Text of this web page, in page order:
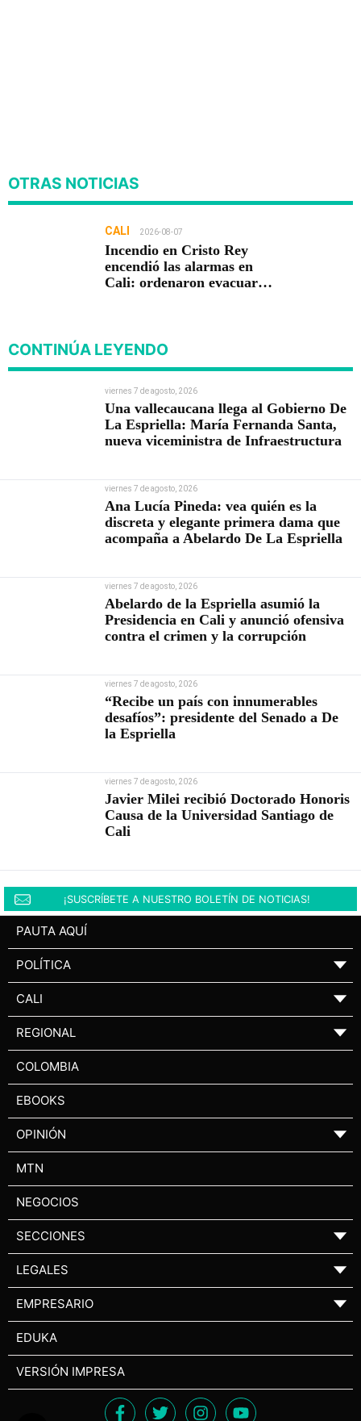
OTRAS NOTICIAS
CALI 2026-08-07
Incendio en Cristo Rey
encendió las alarmas en
Cali: ordenaron evacuar
CONTINÚA LEYENDO
viernes 7 de agosto, 2026
Una vallecaucana llega al Gobierno De
La Espriella: María Fernanda Santa,
nueva viceministra de Infraestructura
viernes 7 de agosto, 2026
Ana Lucía Pineda: vea quién es la
discreta y elegante primera dama que
acompaña a Abelardo De La Espriella
viernes 7 de agosto, 2026
Abelardo de la Espriella asumió la
Presidencia en Cali y anunció ofensiva
contra el crimen y la corrupción
viernes 7 de agosto, 2026
“Recibe un país con innumerables
desafíos”: presidente del Senado a De
la Espriella
viernes 7 de agosto, 2026
Javier Milei recibió Doctorado Honoris
Causa de la Universidad Santiago de
Cali
¡SUSCRÍBETE A NUESTRO BOLETÍN DE NOTICIAS!
PAUTA AQUÍ
POLÍTICA ▼
CALI ▼
REGIONAL ▼
COLOMBIA
EBOOKS
OPINIÓN ▼
MTN
NEGOCIOS
SECCIONES ▼
LEGALES ▼
EMPRESARIO ▼
EDUKA
VERSIÓN IMPRESA